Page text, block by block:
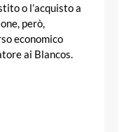
o l’acquisto a
però,
economico
ai Blancos.